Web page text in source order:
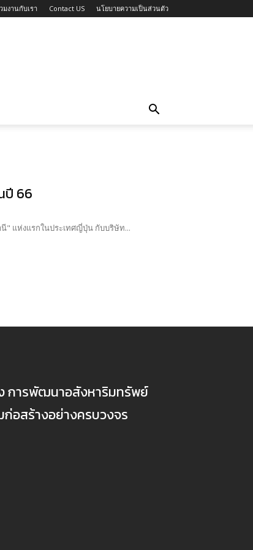
งานกับเรา Contact US นโยบายความเป็นส่วนตัว
ปี 66
" แห่งแรกในประเทศญี่ปุ่น กับบริษัท...
ง การพัฒนาอสังหาริมทรัพย์
อสร้างอย่างครบวงจร